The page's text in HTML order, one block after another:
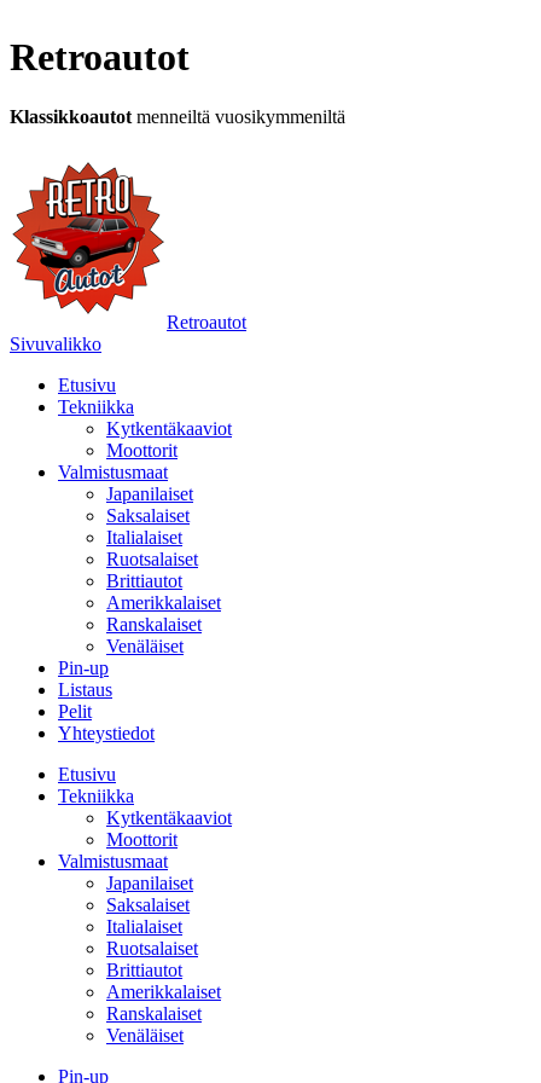
Retroautot
Klassikkoautot menneiltä vuosikymmeniltä
Retroautot
Sivuvalikko
Etusivu
Tekniikka
Kytkentäkaaviot
Moottorit
Valmistusmaat
Japanilaiset
Saksalaiset
Italialaiset
Ruotsalaiset
Brittiautot
Amerikkalaiset
Ranskalaiset
Venäläiset
Pin-up
Listaus
Pelit
Yhteystiedot
Etusivu
Tekniikka
Kytkentäkaaviot
Moottorit
Valmistusmaat
Japanilaiset
Saksalaiset
Italialaiset
Ruotsalaiset
Brittiautot
Amerikkalaiset
Ranskalaiset
Venäläiset
Pin-up